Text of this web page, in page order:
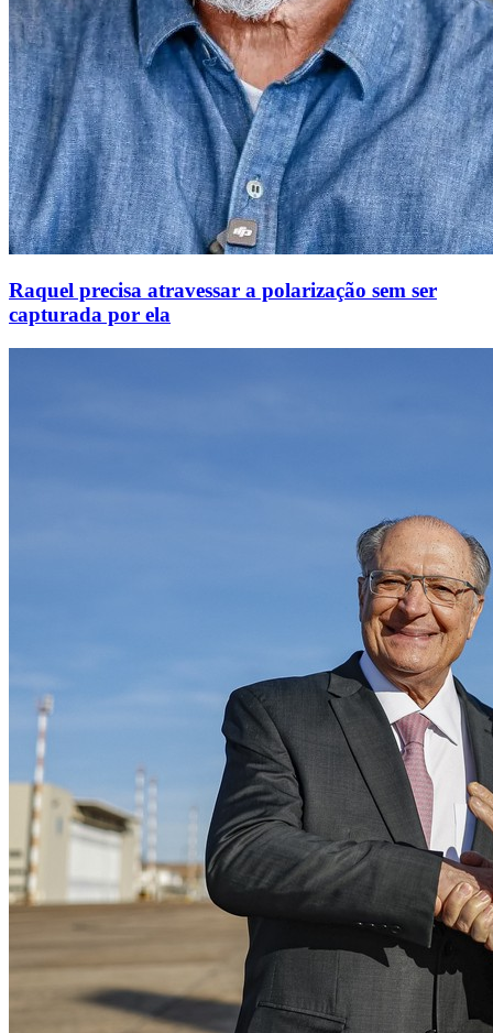
Raquel precisa atravessar a polarização sem ser
capturada por ela